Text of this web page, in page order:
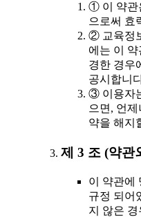
① 이 약관
으로써 효
② 교육정
에는 이
경한 경우
공시합니
③ 이용자
으면, 언
약을 해지
제 3 조 (약관
이 약관에
규정 되어
지 않은